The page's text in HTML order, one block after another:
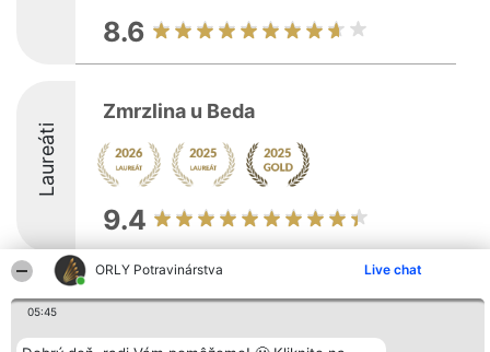
ORLY Potravinárstva Live chat
05:45
8.6
Laureáti
Zmrzlina u Beda
9.4
Organizátor hodnotenia
Bright Side Solutions sp. z o.
ul. Ruska 22
Hodnotenie
wszystkich
Kontakt